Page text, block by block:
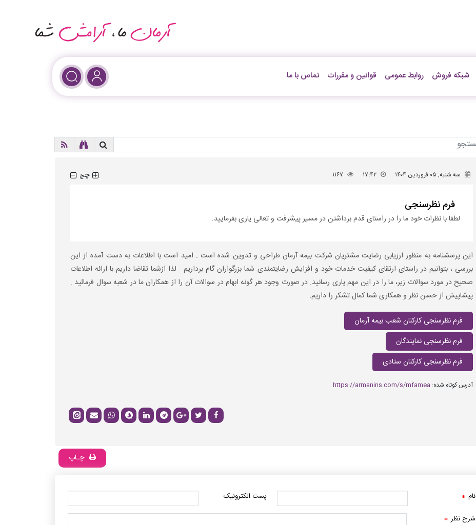
شبکه فروش روابط عمومی قوانین و مقررات تماس با ما
سه شنبه, ۰۵ فروردین ۱۴۰۴ ۱۷:۴۲ ۱۱۶۷ چچ
فرم نظرسنجی
لطفا با نظرات خود ما را در راستای قدم برداشتن در مسیر پیشرفت و تعالی یاری بفرمایید.
این پرسشنامه به منظور ارزیابی رضایت مشتریان شرکت بیمه آرمان طراحی و تدوین شده است . امید است با اطلاعات به دست آمده از این
بررسی ، بتوانیم در راستای ارتقای کیفیت خدمات خود و افزایش رضایتمندی شما بزرگواران گام برداریم . لذا ازشما تقاضا داریم با ارائه اطلاعات
صحیح در مورد سوالات زیر، ما را در این مهم یاری رسانید. در صورت وجود هر گونه ابهام در سوالات آن را از همکاران ما در شعبه سوال فرمائید .
پیشاپیش از حسن نظر و همکاری شما کمال تشکر را داریم.
فرم نظرسنجی کارکنان شعب بیمه آرمان
فرم نظرسنجی نمایندگان
فرم نظرسنجی کارکنان ستادی
آدرس کوتاه شده: https://armanins.com/s/mfamea
چـاپ
نام *
پست الکترونیک
شرح نظر *